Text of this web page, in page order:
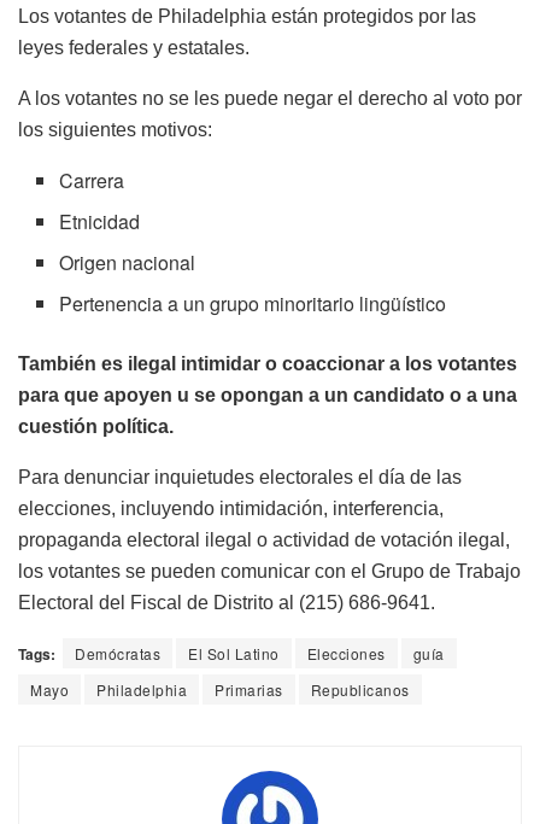
Los votantes de Philadelphia están protegidos por las
leyes federales y estatales.
A los votantes no se les puede negar el derecho al voto por
los siguientes motivos:
Carrera
Etnicidad
Origen nacional
Pertenencia a un grupo minoritario lingüístico
También es ilegal intimidar o coaccionar a los votantes
para que apoyen u se opongan a un candidato o a una
cuestión política.
Para denunciar inquietudes electorales el día de las
elecciones, incluyendo intimidación, interferencia,
propaganda electoral ilegal o actividad de votación ilegal,
los votantes se pueden comunicar con el Grupo de Trabajo
Electoral del Fiscal de Distrito al (215) 686-9641.
Tags: Demócratas El Sol Latino Elecciones
guía
Mayo
Philadelphia Primarias Republicanos